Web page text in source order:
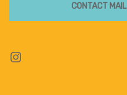
CONTACT MAIL
Instagram